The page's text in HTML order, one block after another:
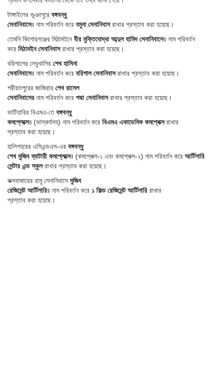
টাঙ্গাইলের ভুঞাপুরে বঙ্গবন্ধু
সেনানিবাসের নাম পরিবর্তন করে যমুনা সেনানিবাসরাখার প্রস্তাব করা হয়েছে।
তেমনি কিশোরগঞ্জের মিঠামইনেবীর মুক্তিযোদ্ধা আব্দুল হামিদ সেনানিবাসের নাম পরিবর্তন
করে মিঠামইন সেনানিবাসরাখার প্রস্তাব করা হয়েছে।
বরিশালের লেবুখালির শেখ হাসিনা
সেনানিবাসের নাম পরিবর্তন করে বরিশাল সেনানিবাসরাখার প্রস্তাব করা হয়েছে।
শরীয়তপুরের জাজিরার শেখ রাসেল
সেনানিবাসের নাম পরিবর্তন করে পদ্মা সেনানিবাসরাখার প্রস্তাব করা হয়েছে।
ভাটিয়ারির বিএমএ-তেবঙ্গবন্ধু
কমপ্লেক্সের (ভাস্কর্যসহ) নাম পরিবর্তন করে বিএমএ একাডেমিক কমপ্লেক্সরাখার
প্রস্তাব করা হয়েছে।
হালিশহরের এসিএন্ডএস-এর বঙ্গবন্ধু
শেখ মুজিব ব্যাটারী কমপ্লেক্সের (কমপ্লেক্স-১ এবং কমপ্লেক্স-২) নাম পরিবর্তন করে আর্টিলারি
সেন্টার এন্ড স্কুলরাখার প্রস্তাব করা হয়েছে।
কক্সবাজারের রামু সেনানিবাসে মুজিব
রেজিমেন্ট আর্টিলারির নাম পরিবর্তন করে ১ ফিল্ড রেজিমেন্ট আর্টিলারি রাখার
প্রস্তাব করা হয়েছে।